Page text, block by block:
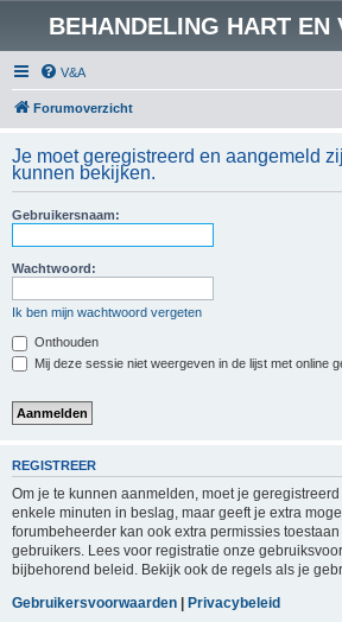
BEHANDELING HART EN
V&A
Forumoverzicht
Je moet geregistreerd en aangemeld
kunnen bekijken.
Gebruikersnaam:
Wachtwoord:
Ik ben mijn wachtwoord vergeten
Onthouden
Mij deze sessie niet weergeven in de lijst met online
REGISTREER
Om je te kunnen aanmelden, moet je
enkele minuten in beslag, maar geeft je extra
forumbeheerder kan ook extra permissies
gebruikers. Lees voor registratie onze
bijbehorend beleid. Bekijk ook de regels als je
Gebruikersvoorwaarden | Privacybeleid